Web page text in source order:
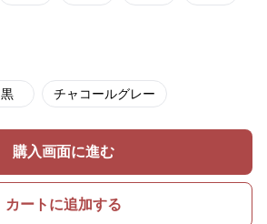
黒 チャコールグレー
購入画面に進む
カートに追加する